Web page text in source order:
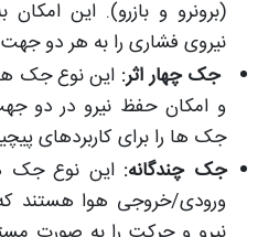
(برونرو و بازرو). این
نیروی فشاری را به هر دو
جک چهار اثر: این نوع جک
و امکان حفظ نیرو در دو
جک ها را برای کاربردهای
جک چندگانه:این نوع جک
ورودی/خروجی هوا هستند